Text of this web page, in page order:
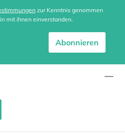
zur Kenntnis genommen
mit ihnen einverstanden.
Abonnieren